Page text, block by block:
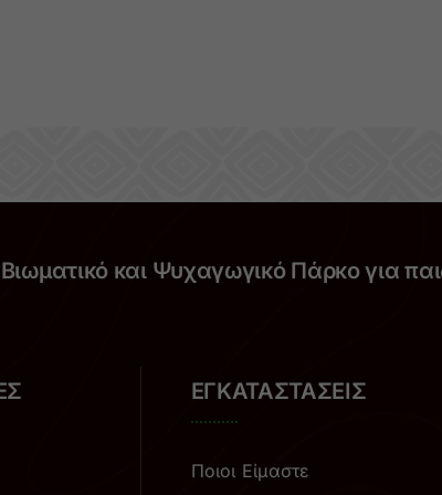
Βιωματικό και Ψυχαγωγικό Πάρκο για
ΕΓΚΑΤΑΣΤΑΣΕΙΣ
Ποιοι Είμαστε